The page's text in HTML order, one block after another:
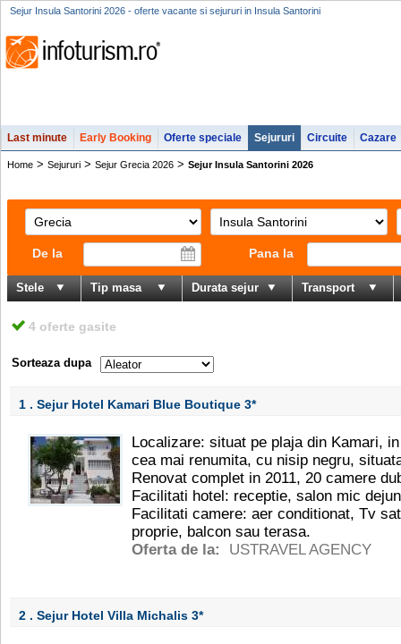
Sejur Insula Santorini 2026 - oferte vacante si sejururi in Insula Santorini
Last minute Early Booking Oferte speciale Sejururi Circuite Cazare
Home > Sejururi > Sejur Grecia 2026 > Sejur Insula Santorini 2026
De la Pana la
Stele Tip masa Durata sejur Transport
4 oferte gasite
Sorteaza dupa
1 . Sejur Hotel Kamari Blue Boutique 3*
Localizare: situat pe plaja din Kamari,
cea mai renumita, cu nisip negru,
Renovat complet in 2011, 20 camere
Facilitati hotel: receptie, salon mic
Facilitati camere: aer conditionat, Tv
proprie, balcon sau terasa.
Oferta de la:
USTRAVEL AGENCY
2 . Sejur Hotel Villa Michalis 3*